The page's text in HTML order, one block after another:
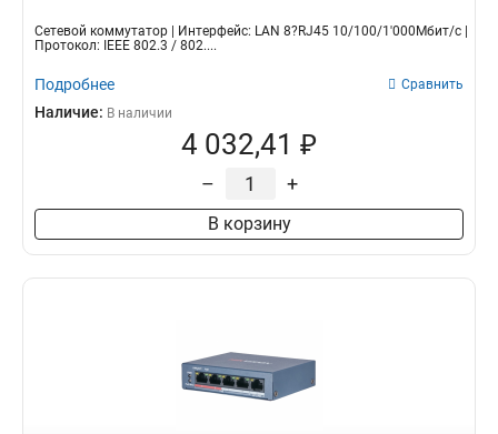
Сетевой коммутатор | Интерфейс: LAN 8?RJ45 10/100/1'000Мбит/с |
Протокол: IEEE 802.3 / 802....
Подробнее Сравнить
Наличие: В наличии
4 032,41 ₽
– +
В корзину